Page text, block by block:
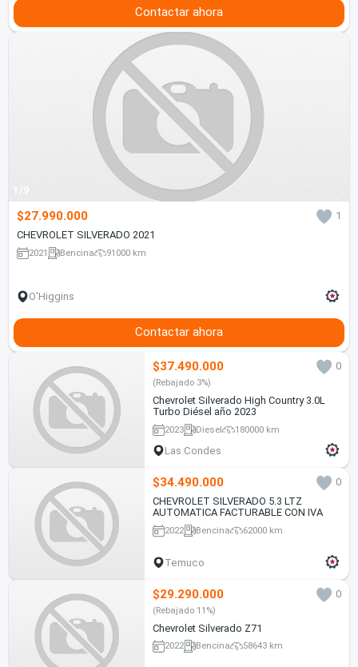
Contactar ahora
1/9
$27.990.000
1
CHEVROLET SILVERADO 2021
2021 Bencina 91000 km
O'Higgins
Contactar ahora
$37.490.000 0
(Rebajado 3%)
Chevrolet Silverado High Country 3.0L
Turbo Diésel año 2023
2023 Diesel 180000 km
Las Condes
$34.490.000
0
CHEVROLET SILVERADO 5.3 LTZ
AUTOMATICA FACTURABLE CON IVA
2022 Bencina 62000 km
Temuco
$29.290.000 0
(Rebajado 11%)
Chevrolet Silverado Z71
2022 Bencina 58643 km